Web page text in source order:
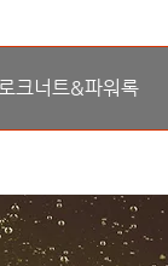
크너트&파워록